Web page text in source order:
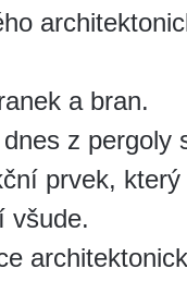
a bran.
z pergoly
prvek, který
všude.